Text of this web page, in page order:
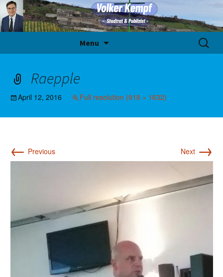
Menu
Suche
nach:
Raepple
April 12, 2016 Full resolution (918 × 1632)
← Previous Next →